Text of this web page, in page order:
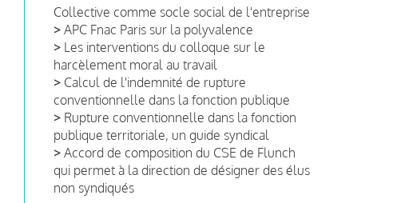
Collective comme socle social de l'entreprise
> APC Fnac Paris sur la polyvalence
> Les interventions du colloque sur le
harcèlement moral au travail
> Calcul de l'indemnité de rupture
conventionnelle dans la fonction publique
> Rupture conventionnelle dans la fonction
publique territoriale, un guide syndical
> Accord de composition du CSE de Flunch
qui permet à la direction de désigner des élus
non syndiqués